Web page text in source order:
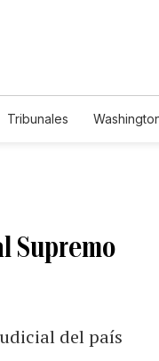
Tribunales
Supremo
del país